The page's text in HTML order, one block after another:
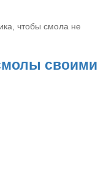
чтобы смола не